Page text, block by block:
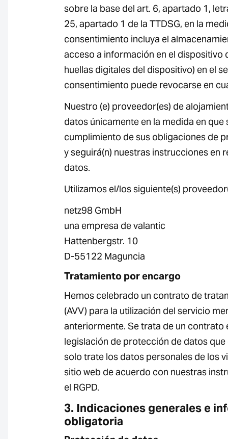
sobre la base del art. 6, apartado 1,
25, apartado 1 de la TTDSG, en la
consentimiento incluya el
acceso a información en el dispositivo
huellas digitales del dispositivo) en el
consentimiento puede revocarse en
Nuestro (e) proveedor(es) de
datos únicamente en la medida en que
cumplimiento de sus obligaciones de
y seguirá(n) nuestras instrucciones en
datos.
Utilizamos el/los siguiente(s)
netz98 GmbH
una empresa de valantic
Hattenbergstr. 10
D-55122 Maguncia
Tratamiento por encargo
Hemos celebrado un contrato de
(AVV) para la utilización del servicio
anteriormente. Se trata de un contrato
legislación de protección de datos que
solo trate los datos personales de los
sitio web de acuerdo con nuestras
el RGPD.
3. Indicaciones generales e
obligatoria